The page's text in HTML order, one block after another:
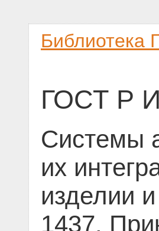
Библиотека
ГОСТ Р
Системы
их
изделии
1437.